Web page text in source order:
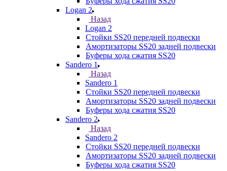
Logan 2
Назад
Logan 2
Стойки SS20 передней подвески
Амортизаторы SS20 задней подвески
Буферы хода сжатия SS20
Sandero 1
Назад
Sandero 1
Стойки SS20 передней подвески
Амортизаторы SS20 задней подвески
Буферы хода сжатия SS20
Sandero 2
Назад
Sandero 2
Стойки SS20 передней подвески
Амортизаторы SS20 задней подвески
Буферы хода сжатия SS20